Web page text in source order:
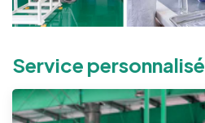
Service personnalisé